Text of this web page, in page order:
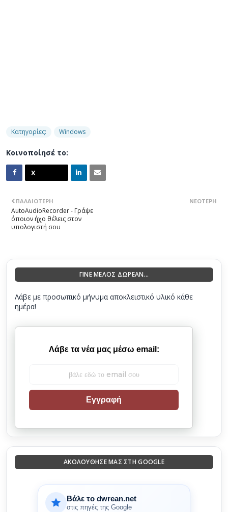
Κατηγορίες: Windows
Κοινοποίησέ το:
ΝΕΌΤΕΡΗ
ΠΑΛΑΙΌΤΕΡΗ
AutoAudioRecorder - Γράψε
όποιον ήχο θέλεις στον
υπολογιστή σου
ΓΙΝΕ ΜΕΛΟΣ ΔΩΡΕΑΝ...
Λάβε με προσωπικό μήνυμα αποκλειστικό υλικό κάθε
ημέρα!
Λάβε τα νέα μας μέσω email:
Εγγραφή
ΑΚΟΛΟΎΘΗΣΈ ΜΑΣ ΣΤΗ GOOGLE
Βάλε το dwrean.net
στις πηγές της Google